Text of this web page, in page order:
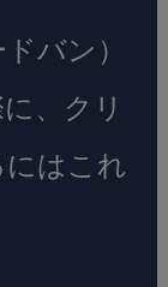
バン）
、クリ
はこれ